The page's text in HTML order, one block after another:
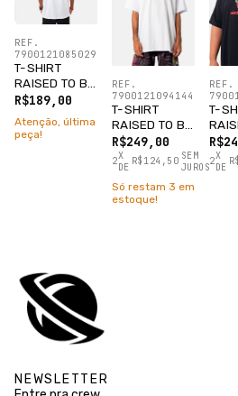
T-SHIRT
RAISED TO BE
LOST BRANCO
R$189,00
REF.
7900121085029
Atenção, última
peça!
T-SHIRT
RAISED TO BE
LOST
OVERSIZED
BRANCO
R$249,00
2X
DE R$124,50 SEM
JUROS
REF.
7900121094144
Só restam 3 em
estoque!
T-
2X
DE
REF.
NEWSLETTER